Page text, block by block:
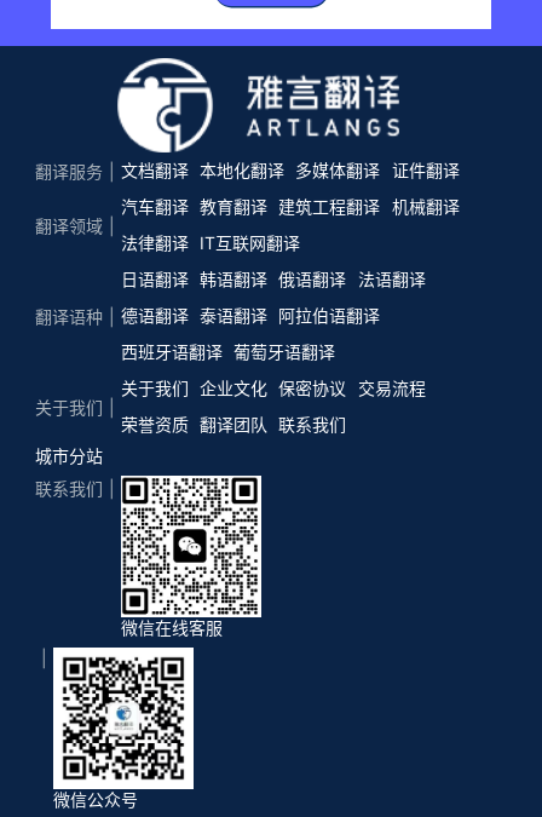
翻译服务 文档翻译 本地化翻译 多媒体翻译 证件翻译
翻译领域
汽车翻译 教育翻译 建筑工程翻译 机械翻译
法律翻译
IT互联网翻译
翻译语种
日语翻译 韩语翻译 俄语翻译
法语翻译
德语翻译 泰语翻译 阿拉伯语翻译
西班牙语翻译 葡萄牙语翻译
关于我们
关于我们 企业文化 保密协议
交易流程
荣誉资质 翻译团队
联系我们
城市分站
联系我们
微信在线客服
微信公众号